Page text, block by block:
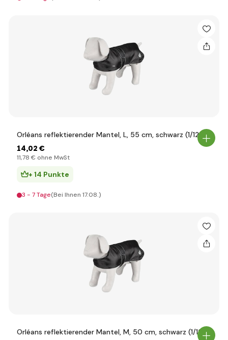
Orléans reflektierender Mantel, L, 55 cm, schwarz (1/12)
14,02 €
11,78 € ohne MwSt
+ 14 Punkte
3 - 7 Tage(Bei Ihnen 17.08.)
Orléans reflektierender Mantel, M, 50 cm, schwarz (1/12)